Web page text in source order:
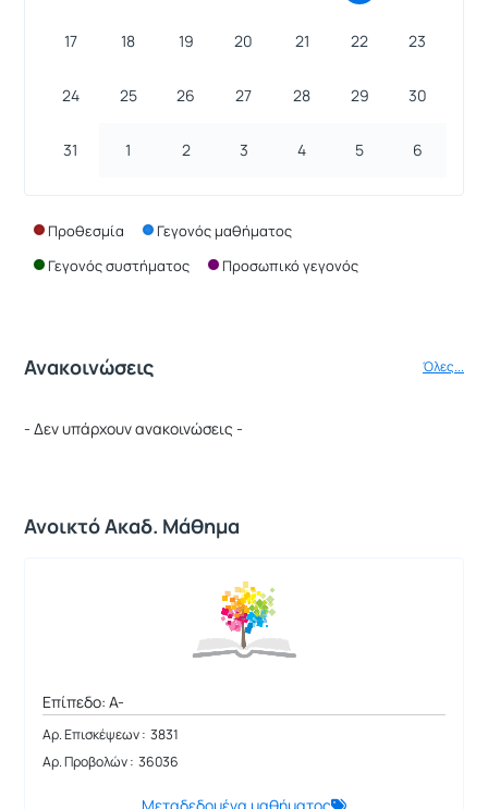
17 18 19 20 21 22 23
24 25 26 27 28 29 30
31 1 2 3 4 5 6
Προθεσμία
Γεγονός μαθήματος
Γεγονός συστήματος
Προσωπικό γεγονός
Ανακοινώσεις Όλες...
- Δεν υπάρχουν ανακοινώσεις -
Ανοικτό Ακαδ. Μάθημα
Επίπεδο: A-
Αρ. Επισκέψεων : 3831
Αρ. Προβολών : 36036
Μεταδεδομένα μαθήματος